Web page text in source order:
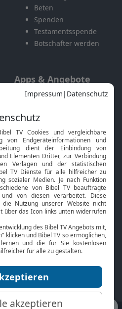
Beten
Spenden
Testamentsspende
Botschafter werden
Apps & Angebote
Mobile App
Smart TV
HbbTV
Bibelthek Online-Bibel
Nächster Gottesdienst
Service
Kontakt
TV-Empfang